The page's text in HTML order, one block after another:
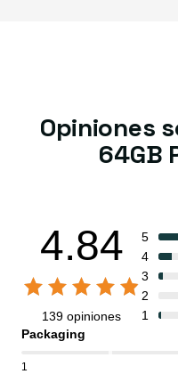
Opiniones
64GB
4.84
139 opiniones
5
4
3
2
1
Packaging
1